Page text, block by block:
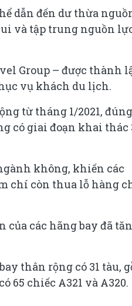
dẫn đến dư thừa
và tập trung nguồn
Group – được thành
vụ khách du lịch.
từ tháng 1/2021, đúng
có giai đoạn khai thác
không, khiến các
chí còn thua lỗ hàng
của các hãng bay đã
thân rộng có 31 tàu,
65 chiếc A321 và A320.